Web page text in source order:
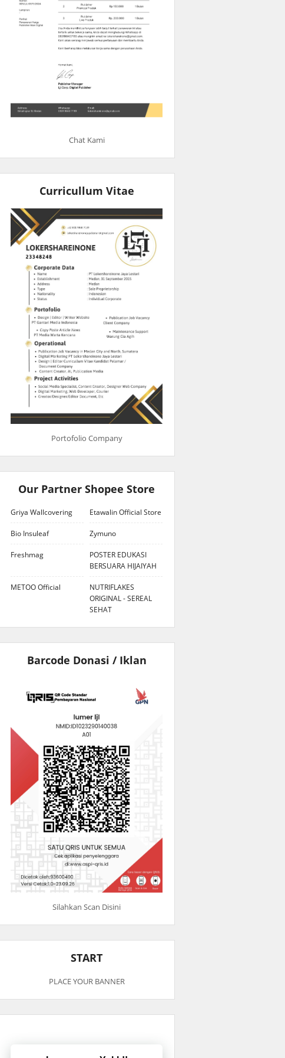
Chat Kami
Curricullum Vitae
Portofolio Company
Our Partner Shopee Store
Griya Wallcovering Etawalin Official Store
Bio Insuleaf Zymuno
Freshmag
POSTER EDUKASI
BERSUARA HIJAIYAH
METOO Official
NUTRIFLAKES
ORIGINAL - SEREAL
SEHAT
Barcode Donasi / Iklan
Silahkan Scan Disini
START
PLACE YOUR BANNER